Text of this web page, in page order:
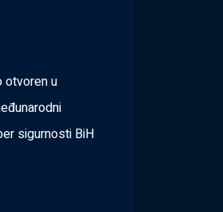
otvoren u
sigurnosti BiH